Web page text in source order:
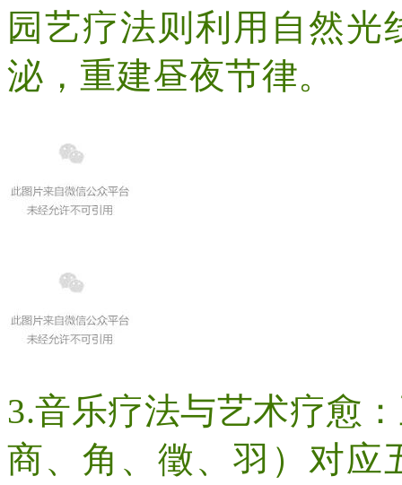
园艺疗法则利用自然
泌，重建昼夜节律。
3.音乐疗法与艺术疗愈
商、角、徵、羽）对应